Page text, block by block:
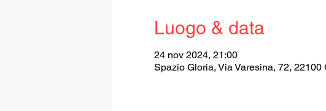
Luogo & data
24 nov 2024, 21:00
Spazio Gloria, Via Varesina, 72, 22100